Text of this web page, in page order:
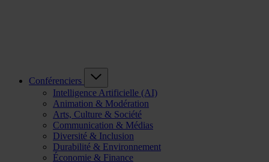
Conférenciers
Intelligence Artificielle (AI)
Animation & Modération
Arts, Culture & Société
Communication & Médias
Diversité & Inclusion
Durabilité & Environnement
Économie & Finance